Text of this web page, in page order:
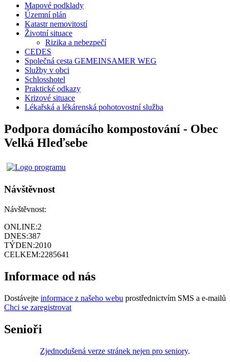
Mapové podklady
Územní plán
Katastr nemovitostí
Životní situace
Rizika a nebezpečí
CEDES
Společná cesta GEMEINSAMER WEG
Služby v obci
Schlosshotel
Praktické odkazy
Krizové situace
Lékařská a lékárenská pohotovostní služba
Podpora domácího kompostování - Obec
Velká Hleďsebe
Návštěvnost
Návštěvnost:
ONLINE:2
DNES:387
TÝDEN:2010
CELKEM:2285641
Informace od nás
Dostávejte informace z našeho webu prostřednictvím SMS a e-mailů
Chci se zaregistrovat
Senioři
Zjednodušená verze stránek nejen pro seniory.